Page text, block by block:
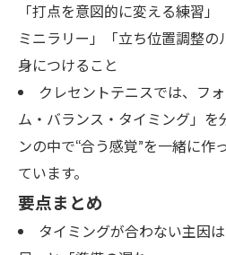
「打点を意図的に変える練習
ミニラリー」「立ち位置調整の
身につけること
クレセントテニスでは、フ
ム・バランス・タイミング」
ンの中で“合う感覚”を一緒に作
ています。
要点まとめ
タイミングが合わない主因